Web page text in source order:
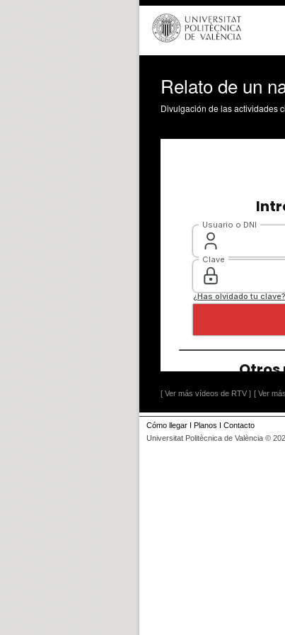
Relato de un
Divulgación de las actividades
[ Ver más vídeos de RTV ] [ Ver
Cómo llegar I Planos I Contacto
Universitat Politècnica de València ©